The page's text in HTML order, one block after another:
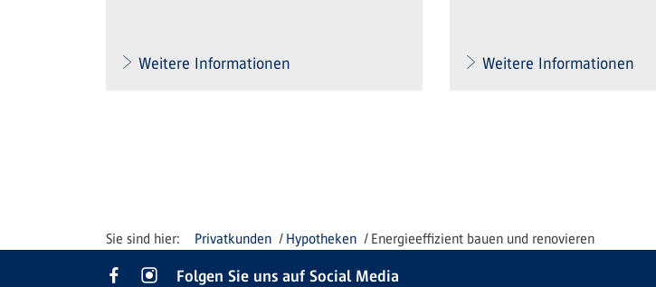
Weitere Informationen Weitere Informationen
Privatkunden Hypotheken Energieeffizient bauen und renovieren
Folgen Sie uns auf Social Media